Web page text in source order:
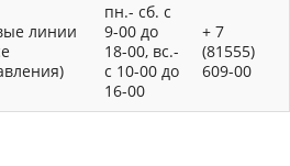
линии
пн.- сб. с
9-00 до
18-00, вс.-
с 10-00 до
16-00
+ 7
(81555)
609-00